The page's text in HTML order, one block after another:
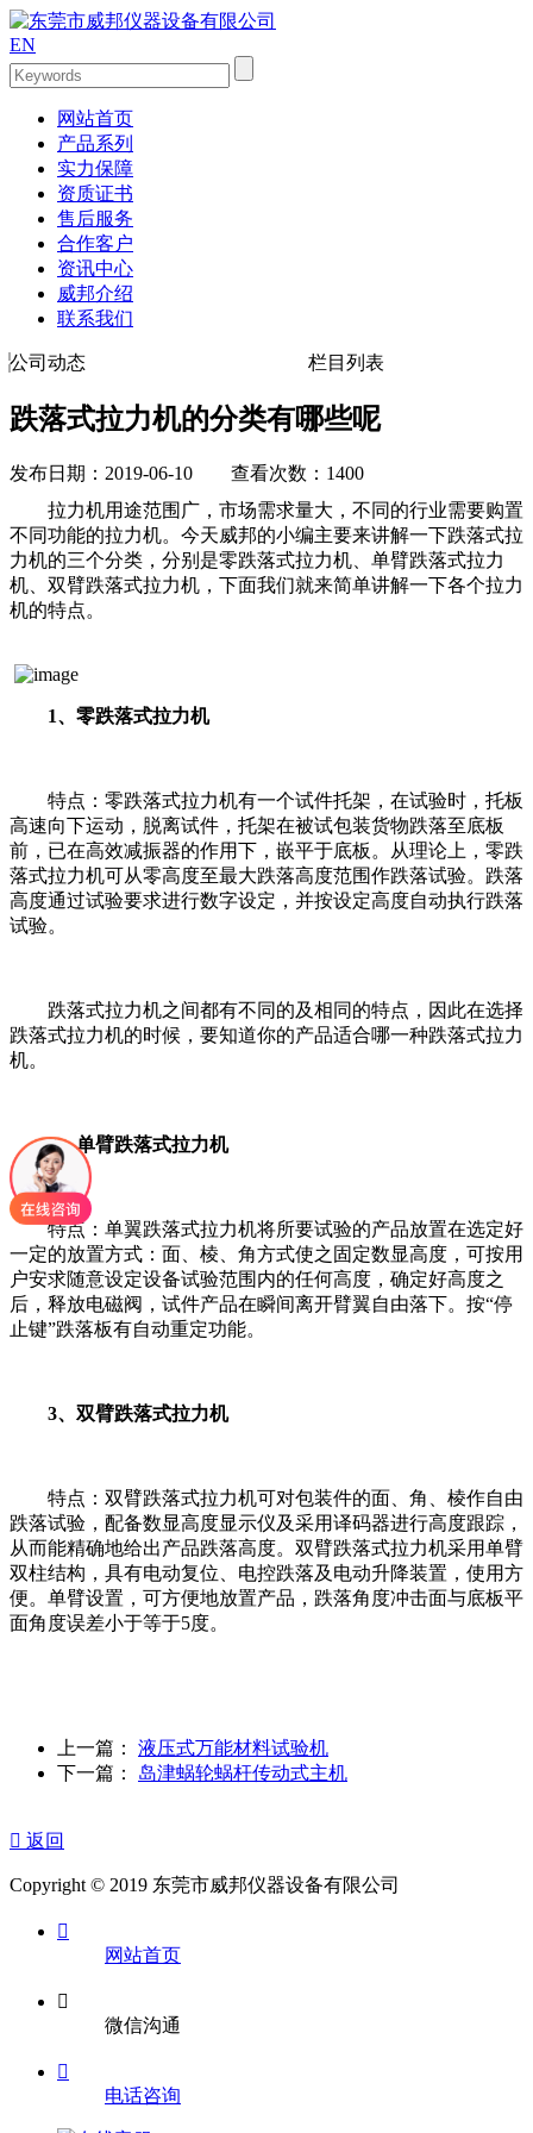
EN
网站首页
产品系列
实力保障
资质证书
售后服务
合作客户
资讯中心
威邦介绍
联系我们
公司动态 栏目列表
跌落式拉力机的分类有哪些呢
发布日期：2019-06-10 查看次数：1400
拉力机用途范围广，市场需求量大，不同的行业需要购置
不同功能的拉力机。今天威邦的小编主要来讲解一下跌落式拉
力机的三个分类，分别是零跌落式拉力机、单臂跌落式拉力
机、双臂跌落式拉力机，下面我们就来简单讲解一下各个拉力
机的特点。
1、零跌落式拉力机
特点：零跌落式拉力机有一个试件托架，在试验时，托板
高速向下运动，脱离试件，托架在被试包装货物跌落至底板
前，已在高效减振器的作用下，嵌平于底板。从理论上，零跌
落式拉力机可从零高度至最大跌落高度范围作跌落试验。跌落
高度通过试验要求进行数字设定，并按设定高度自动执行跌落
试验。
跌落式拉力机之间都有不同的及相同的特点，因此在选择
跌落式拉力机的时候，要知道你的产品适合哪一种跌落式拉力
机。
2、单臂跌落式拉力机
特点：单翼跌落式拉力机将所要试验的产品放置在选定好
一定的放置方式：面、棱、角方式使之固定数显高度，可按用
户安求随意设定设备试验范围内的任何高度，确定好高度之
后，释放电磁阀，试件产品在瞬间离开臂翼自由落下。按“停
止键”跌落板有自动重定功能。
3、双臂跌落式拉力机
特点：双臂跌落式拉力机可对包装件的面、角、棱作自由
跌落试验，配备数显高度显示仪及采用译码器进行高度跟踪，
从而能精确地给出产品跌落高度。双臂跌落式拉力机采用单臂
双柱结构，具有电动复位、电控跌落及电动升降装置，使用方
便。单臂设置，可方便地放置产品，跌落角度冲击面与底板平
面角度误差小于等于5度。
上一篇： 液压式万能材料试验机
下一篇： 岛津蜗轮蜗杆传动式主机
 返回
Copyright © 2019 东莞市威邦仪器设备有限公司

网站首页

微信沟通

电话咨询